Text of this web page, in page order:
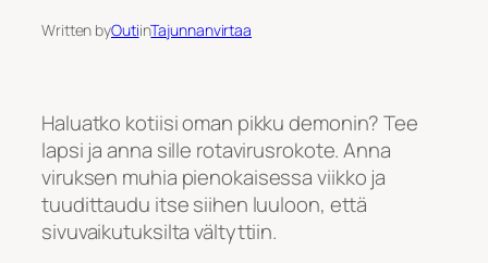
Written byOutiinTajunnanvirtaa
Haluatko kotiisi oman pikku demonin? Tee
lapsi ja anna sille rotavirusrokote. Anna
viruksen muhia pienokaisessa viikko ja
tuudittaudu itse siihen luuloon, että
sivuvaikutuksilta vältyttiin.